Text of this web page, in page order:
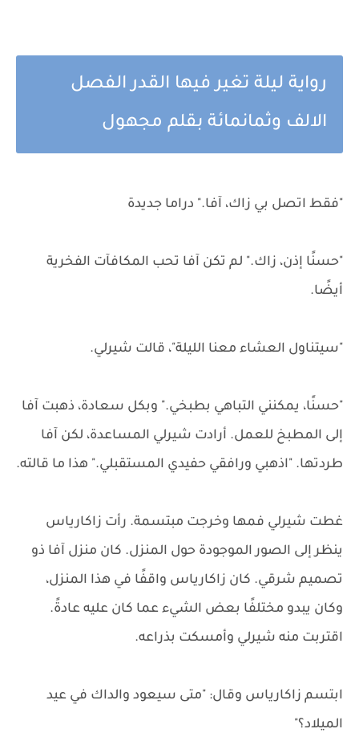
رواية ليلة تغير فيها القدر الفصل
الالف وثمانمائة بقلم مجهول
"فقط اتصل بي زاك، آفا." دراما جديدة
"حسنًا إذن، زاك." لم تكن آفا تحب المكافآت الفخرية
أيضًا.
"سيتناول العشاء معنا الليلة"، قالت شيرلي.
"حسنًا، يمكنني التباهي بطبخي." وبكل سعادة، ذهبت آفا
إلى المطبخ للعمل. أرادت شيرلي المساعدة، لكن آفا
طردتها. "اذهبي ورافقي حفيدي المستقبلي." هذا ما قالته.
غطت شيرلي فمها وخرجت مبتسمة. رأت زاكارياس
ينظر إلى الصور الموجودة حول المنزل. كان منزل آفا ذو
تصميم شرقي. كان زاكارياس واقفًا في هذا المنزل،
وكان يبدو مختلفًا بعض الشيء عما كان عليه عادةً.
اقتربت منه شيرلي وأمسكت بذراعه.
ابتسم زاكارياس وقال: "متى سيعود والداك في عيد
الميلاد؟"